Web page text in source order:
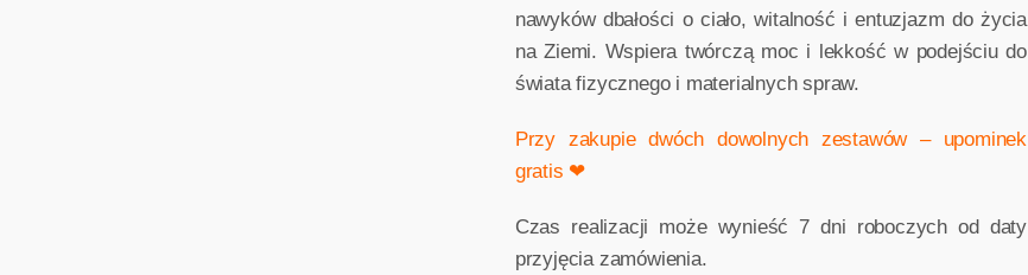
nawyków dbałości o ciało, witalność i entuzjazm do życia
na Ziemi. Wspiera twórczą moc i lekkość w podejściu do
świata fizycznego i materialnych spraw.
Przy zakupie dwóch dowolnych zestawów – upominek
gratis ❤
Czas realizacji może wynieść 7 dni roboczych od daty
przyjęcia zamówienia.